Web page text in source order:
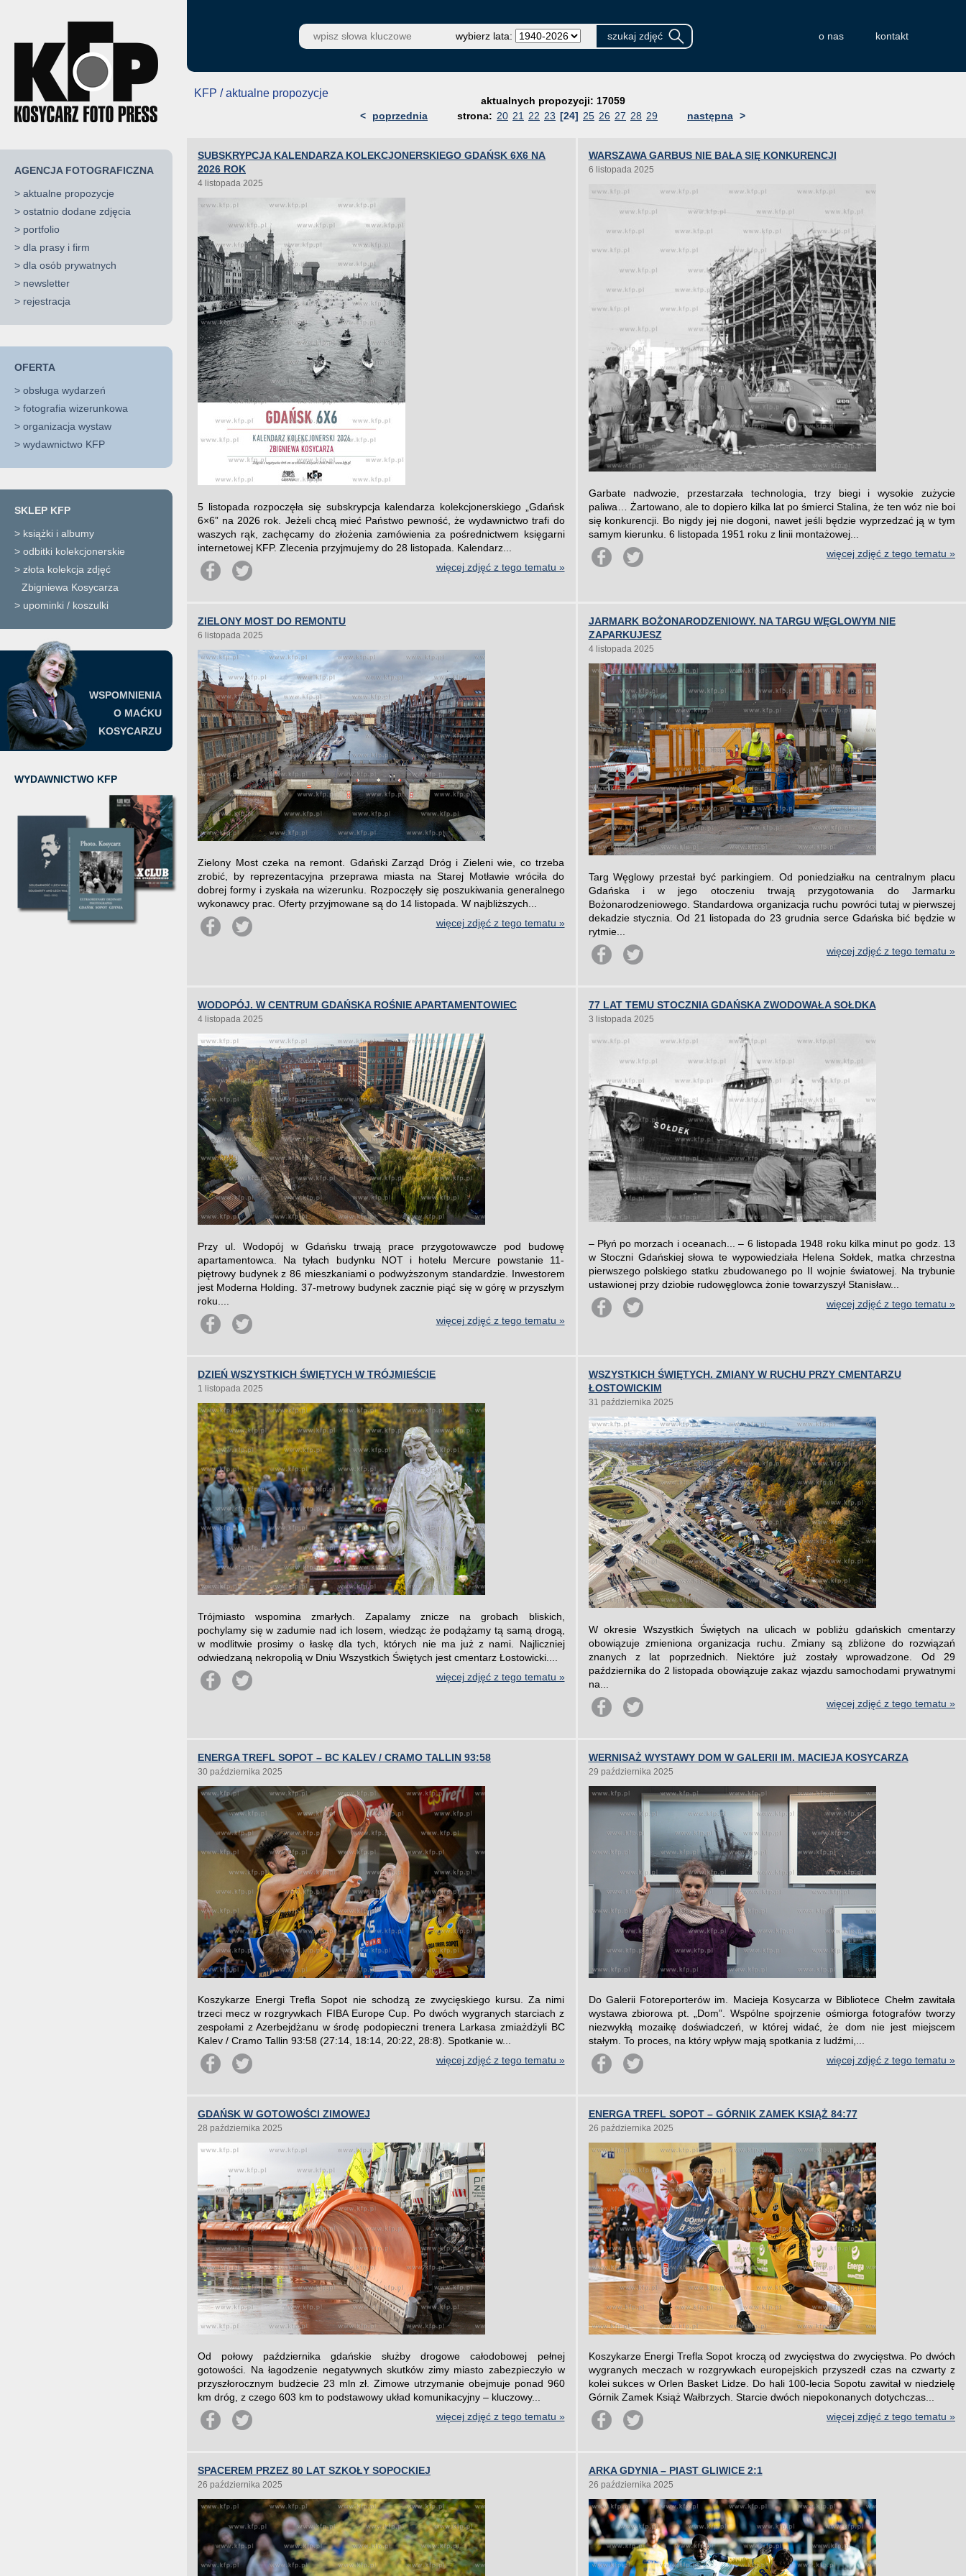
AGENCJA FOTOGRAFICZNA
> aktualne propozycje
> ostatnio dodane zdjęcia
> portfolio
> dla prasy i firm
> dla osób prywatnych
> newsletter
> rejestracja
OFERTA
> obsługa wydarzeń
> fotografia wizerunkowa
> organizacja wystaw
> wydawnictwo KFP
SKLEP KFP
> książki i albumy
> odbitki kolekcjonerskie
> złota kolekcja zdjęć
Zbigniewa Kosycarza
> upominki / koszulki
WSPOMNIENIA
O MAĆKU
KOSYCARZU
WYDAWNICTWO KFP
wybierz lata: o nas kontakt
KFP / aktualne propozycje
aktualnych propozycji: 17059
<
poprzednia strona: 20 21 22 23 [24] 25 26 27 28 29 następna >
SUBSKRYPCJA KALENDARZA KOLEKCJONERSKIEGO GDAŃSK 6X6 NA
2026 ROK
4 listopada 2025
5 listopada rozpoczęła się subskrypcja kalendarza kolekcjonerskiego „Gdańsk
6×6” na 2026 rok. Jeżeli chcą mieć Państwo pewność, że wydawnictwo trafi do
waszych rąk, zachęcamy do złożenia zamówienia za pośrednictwem księgarni
internetowej KFP. Zlecenia przyjmujemy do 28 listopada. Kalendarz...
więcej zdjęć z tego tematu »
WARSZAWA GARBUS NIE BAŁA SIĘ KONKURENCJI
6 listopada 2025
Garbate nadwozie, przestarzała technologia, trzy biegi i wysokie zużycie
paliwa… Żartowano, ale to dopiero kilka lat po śmierci Stalina, że ten wóz nie boi
się konkurencji. Bo nigdy jej nie dogoni, nawet jeśli będzie wyprzedzać ją w tym
samym kierunku. 6 listopada 1951 roku z linii montażowej...
więcej zdjęć z tego tematu »
ZIELONY MOST DO REMONTU
6 listopada 2025
Zielony Most czeka na remont. Gdański Zarząd Dróg i Zieleni wie, co trzeba
zrobić, by reprezentacyjna przeprawa miasta na Starej Motławie wróciła do
dobrej formy i zyskała na wizerunku. Rozpoczęły się poszukiwania generalnego
wykonawcy prac. Oferty przyjmowane są do 14 listopada. W najbliższych...
więcej zdjęć z tego tematu »
JARMARK BOŻONARODZENIOWY. NA TARGU WĘGLOWYM NIE
ZAPARKUJESZ
4 listopada 2025
Targ Węglowy przestał być parkingiem. Od poniedziałku na centralnym placu
Gdańska i w jego otoczeniu trwają przygotowania do Jarmarku
Bożonarodzeniowego. Standardowa organizacja ruchu powróci tutaj w pierwszej
dekadzie stycznia. Od 21 listopada do 23 grudnia serce Gdańska bić będzie w
rytmie...
więcej zdjęć z tego tematu »
WODOPÓJ. W CENTRUM GDAŃSKA ROŚNIE APARTAMENTOWIEC
4 listopada 2025
Przy ul. Wodopój w Gdańsku trwają prace przygotowawcze pod budowę
apartamentowca. Na tyłach budynku NOT i hotelu Mercure powstanie 11-
piętrowy budynek z 86 mieszkaniami o podwyższonym standardzie. Inwestorem
jest Moderna Holding. 37-metrowy budynek zacznie piąć się w górę w przyszłym
roku....
więcej zdjęć z tego tematu »
77 LAT TEMU STOCZNIA GDAŃSKA ZWODOWAŁA SOŁDKA
3 listopada 2025
– Płyń po morzach i oceanach... – 6 listopada 1948 roku kilka minut po godz. 13
w Stoczni Gdańskiej słowa te wypowiedziała Helena Sołdek, matka chrzestna
pierwszego polskiego statku zbudowanego po II wojnie światowej. Na trybunie
ustawionej przy dziobie rudowęglowca żonie towarzyszył Stanisław...
więcej zdjęć z tego tematu »
DZIEŃ WSZYSTKICH ŚWIĘTYCH W TRÓJMIEŚCIE
1 listopada 2025
Trójmiasto wspomina zmarłych. Zapalamy znicze na grobach bliskich,
pochylamy się w zadumie nad ich losem, wiedząc że podążamy tą samą drogą,
w modlitwie prosimy o łaskę dla tych, których nie ma już z nami. Najliczniej
odwiedzaną nekropolią w Dniu Wszystkich Świętych jest cmentarz Łostowicki....
więcej zdjęć z tego tematu »
WSZYSTKICH ŚWIĘTYCH. ZMIANY W RUCHU PRZY CMENTARZU
ŁOSTOWICKIM
31 października 2025
W okresie Wszystkich Świętych na ulicach w pobliżu gdańskich cmentarzy
obowiązuje zmieniona organizacja ruchu. Zmiany są zbliżone do rozwiązań
znanych z lat poprzednich. Niektóre już zostały wprowadzone. Od 29
października do 2 listopada obowiązuje zakaz wjazdu samochodami prywatnymi
na...
więcej zdjęć z tego tematu »
ENERGA TREFL SOPOT – BC KALEV / CRAMO TALLIN 93:58
30 października 2025
Koszykarze Energi Trefla Sopot nie schodzą ze zwycięskiego kursu. Za nimi
trzeci mecz w rozgrywkach FIBA Europe Cup. Po dwóch wygranych starciach z
zespołami z Azerbejdżanu w środę podopieczni trenera Larkasa zmiażdżyli BC
Kalev / Cramo Tallin 93:58 (27:14, 18:14, 20:22, 28:8). Spotkanie w...
więcej zdjęć z tego tematu »
WERNISAŻ WYSTAWY DOM W GALERII IM. MACIEJA KOSYCARZA
29 października 2025
Do Galerii Fotoreporterów im. Macieja Kosycarza w Bibliotece Chełm zawitała
wystawa zbiorowa pt. „Dom”. Wspólne spojrzenie ośmiorga fotografów tworzy
niezwykłą mozaikę doświadczeń, w której widać, że dom nie jest miejscem
stałym. To proces, na który wpływ mają spotkania z ludźmi,...
więcej zdjęć z tego tematu »
GDAŃSK W GOTOWOŚCI ZIMOWEJ
28 października 2025
Od połowy października gdańskie służby drogowe całodobowej pełnej
gotowości. Na łagodzenie negatywnych skutków zimy miasto zabezpieczyło w
przyszłorocznym budżecie 23 mln zł. Zimowe utrzymanie obejmuje ponad 960
km dróg, z czego 603 km to podstawowy układ komunikacyjny – kluczowy...
więcej zdjęć z tego tematu »
ENERGA TREFL SOPOT – GÓRNIK ZAMEK KSIĄŻ 84:77
26 października 2025
Koszykarze Energi Trefla Sopot kroczą od zwycięstwa do zwycięstwa. Po dwóch
wygranych meczach w rozgrywkach europejskich przyszedł czas na czwarty z
kolei sukces w Orlen Basket Lidze. Do hali 100-lecia Sopotu zawitał w niedzielę
Górnik Zamek Książ Wałbrzych. Starcie dwóch niepokonanych dotychczas...
więcej zdjęć z tego tematu »
SPACEREM PRZEZ 80 LAT SZKOŁY SOPOCKIEJ
26 października 2025
ARKA GDYNIA – PIAST GLIWICE 2:1
26 października 2025